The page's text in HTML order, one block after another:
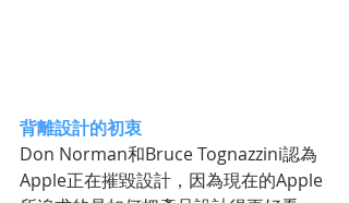
背離設計的初衷
Don Norman和Bruce Tognazzini認為
Apple正在摧毀設計，因為現在的Apple